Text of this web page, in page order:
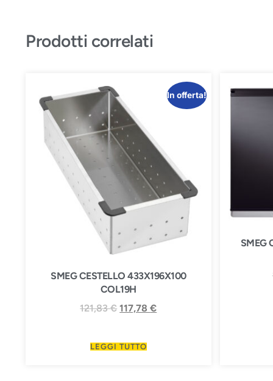
Prodotti correlati
In offerta!
SMEG CESTELLO 433X196X100
COL19H
121,83€ 117,78€
LEGGI TUTTO
SMEG